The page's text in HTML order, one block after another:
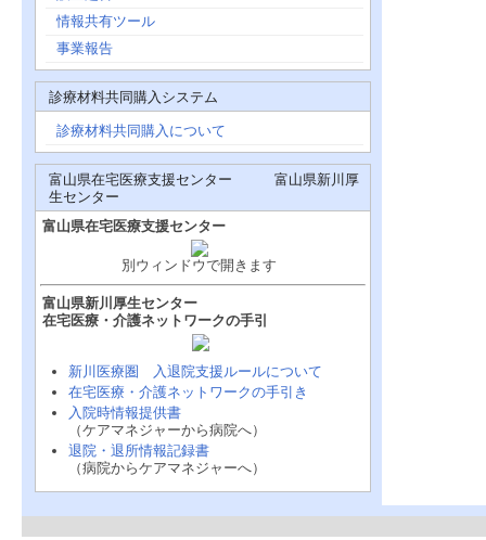
情報共有ツール
事業報告
診療材料共同購入システム
診療材料共同購入について
富山県在宅医療支援センター 富山県新川厚
生センター
富山県在宅医療支援センター
別ウィンドウで開きます
富山県新川厚生センター
在宅医療・介護ネットワークの手引
新川医療圏 入退院支援ルールについて
在宅医療・介護ネットワークの手引き
入院時情報提供書
（ケアマネジャーから病院へ）
退院・退所情報記録書
（病院からケアマネジャーへ）